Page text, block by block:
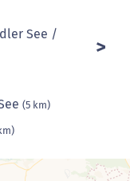
See /
(5 km)